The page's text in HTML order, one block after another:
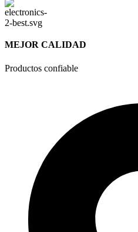
MEJOR CALIDAD
Productos confiable